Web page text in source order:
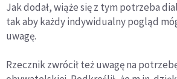
Jak dodał, wiąże się z tym potrzeba
tak aby każdy indywidualny pogląd
uwagę.
Rzecznik zwrócił też uwagę na